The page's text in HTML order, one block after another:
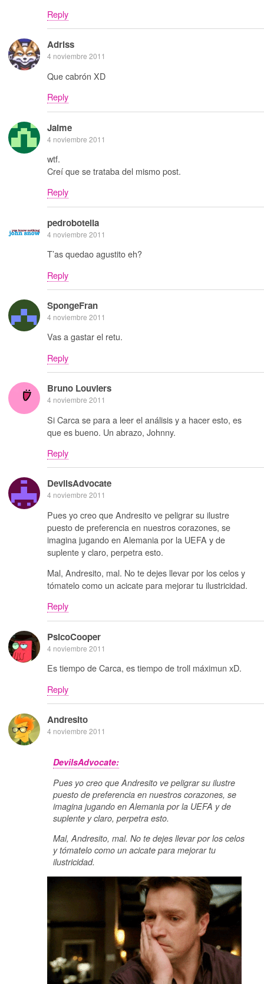
Reply
Adriss
4 noviembre 2011
Que cabrón XD
Reply
Jaime
4 noviembre 2011
wtf.
Creí que se trataba del mismo post.
Reply
pedrobotella
4 noviembre 2011
T’as quedao agustito eh?
Reply
SpongeFran
4 noviembre 2011
Vas a gastar el retu.
Reply
Bruno Louviers
4 noviembre 2011
Si Carca se para a leer el análisis y a hacer esto, es
que es bueno. Un abrazo, Johnny.
Reply
DevilsAdvocate
4 noviembre 2011
Pues yo creo que Andresito ve peligrar su ilustre
puesto de preferencia en nuestros corazones, se
imagina jugando en Alemania por la UEFA y de
suplente y claro, perpetra esto.
Mal, Andresito, mal. No te dejes llevar por los celos y
tómatelo como un acicate para mejorar tu ilustricidad.
Reply
PsicoCooper
4 noviembre 2011
Es tiempo de Carca, es tiempo de troll máximun xD.
Reply
Andresito
4 noviembre 2011
DevilsAdvocate:
Pues yo creo que Andresito ve peligrar su ilustre
puesto de preferencia en nuestros corazones, se
imagina jugando en Alemania por la UEFA y de
suplente y claro, perpetra esto.
Mal, Andresito, mal. No te dejes llevar por los celos
y tómatelo como un acicate para mejorar tu
ilustricidad.